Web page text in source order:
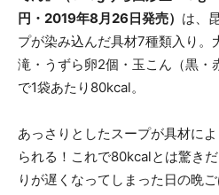
円・2019年8月26日発売） は、
プが染み込んだ具材7種類入り。
滝・うずら卵2個・玉こん（黒・
で1袋あたり80kcal。
あっさりとしたスープが具材に
られる！これで80kcalとは驚き
りが遅くなってしまった日の晩ご